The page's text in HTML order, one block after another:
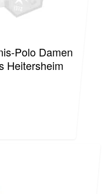
Polo Damen
Heitersheim